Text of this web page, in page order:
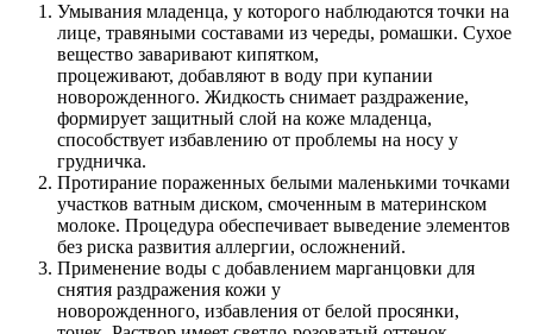
Умывания младенца, у которого наблюдаются точки на
лице, травяными составами из череды, ромашки. Сухое
вещество заваривают кипятком,
процеживают, добавляют в воду при купании
новорожденного. Жидкость снимает раздражение,
формирует защитный слой на коже младенца,
способствует избавлению от проблемы на носу у
грудничка.
Протирание пораженных белыми маленькими точками
участков ватным диском, смоченным в материнском
молоке. Процедура обеспечивает выведение элементов
без риска развития аллергии, осложнений.
Применение воды с добавлением марганцовки для
снятия раздражения кожи у
новорожденного, избавления от белой просянки,